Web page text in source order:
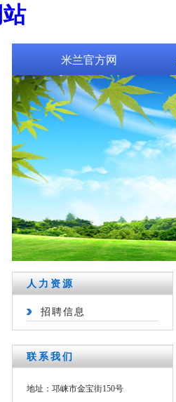
米兰官方网
站_米兰(中
国)
人力资源
招聘信息
联系我们
地址：邛崃市金宝街150号